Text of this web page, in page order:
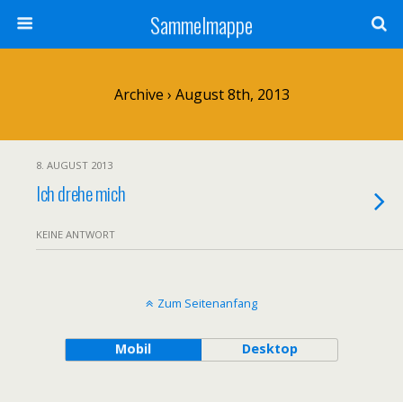
Sammelmappe
Archive › August 8th, 2013
8. AUGUST 2013
Ich drehe mich
KEINE ANTWORT
Zum Seitenanfang
Mobil Desktop